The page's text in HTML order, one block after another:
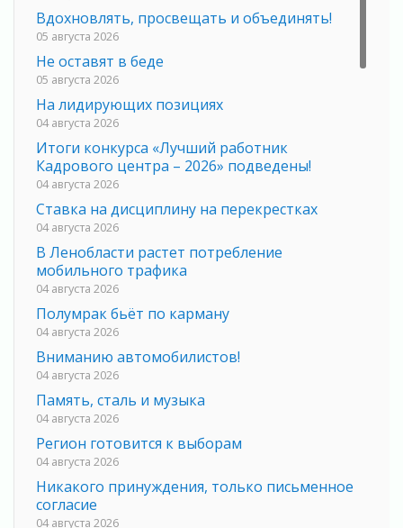
Вдохновлять, просвещать и объединять!
05 августа 2026
Не оставят в беде
05 августа 2026
На лидирующих позициях
04 августа 2026
Итоги конкурса «Лучший работник
Кадрового центра – 2026» подведены!
04 августа 2026
Ставка на дисциплину на перекрестках
04 августа 2026
В Ленобласти растет потребление
мобильного трафика
04 августа 2026
Полумрак бьёт по карману
04 августа 2026
Вниманию автомобилистов!
04 августа 2026
Память, сталь и музыка
04 августа 2026
Регион готовится к выборам
04 августа 2026
Никакого принуждения, только письменное
согласие
04 августа 2026